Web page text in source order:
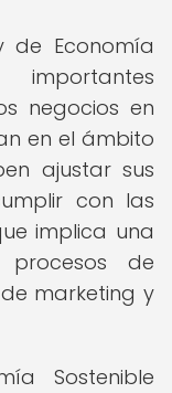
de Economía
negocios en
en el ámbito
ajustar sus
con las
implica una
procesos de
marketing y
Sostenible